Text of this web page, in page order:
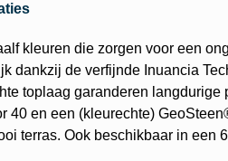
kleuren die zorgen voor een
dankzij de verfijnde Inuancia
toplaag garanderen langdurige
40 en een (kleurechte)
terras. Ook beschikbaar in een